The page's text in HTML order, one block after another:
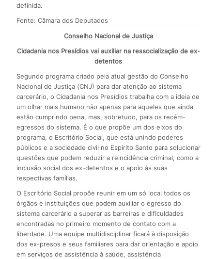
definida.
Fonte: Câmara dos Deputados
Conselho Nacional de Justiça
Cidadania nos Presídios vai auxiliar na ressocialização de ex-
detentos
Segundo programa criado pela atual gestão do Conselho
Nacional de Justiça (CNJ) para dar atenção ao sistema
carcerário, o Cidadania nos Presídios trabalha com a ideia de
um olhar mais humano não apenas para aqueles que ainda
estão cumprindo pena, mas, sobretudo, para os recém-
egressos do sistema. É o que propõe um dos eixos do
programa, o Escritório Social, que está unindo poderes
públicos e a sociedade civil no Espírito Santo para solucionar
questões que podem reduzir a reincidência criminal, como a
inclusão social dos ex-detentos e o apoio às suas
respectivas famílias.
O Escritório Social propõe reunir em um só local todos os
órgãos e instituições que podem auxiliar o egresso do
sistema carcerário a superar as barreiras e dificuldades
encontradas no primeiro momento de contato com a
liberdade. Uma equipe multidisciplinar ficará à disposição
dos ex-presos e seus familiares para dar orientação e apoio
em serviços de assistência à saúde, assistência